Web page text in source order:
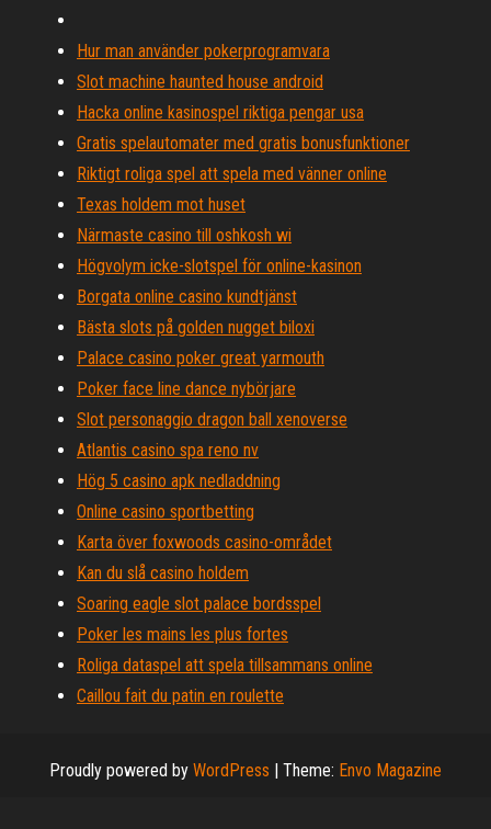
Hur man använder pokerprogramvara
Slot machine haunted house android
Hacka online kasinospel riktiga pengar usa
Gratis spelautomater med gratis bonusfunktioner
Riktigt roliga spel att spela med vänner online
Texas holdem mot huset
Närmaste casino till oshkosh wi
Högvolym icke-slotspel för online-kasinon
Borgata online casino kundtjänst
Bästa slots på golden nugget biloxi
Palace casino poker great yarmouth
Poker face line dance nybörjare
Slot personaggio dragon ball xenoverse
Atlantis casino spa reno nv
Hög 5 casino apk nedladdning
Online casino sportbetting
Karta över foxwoods casino-området
Kan du slå casino holdem
Soaring eagle slot palace bordsspel
Poker les mains les plus fortes
Roliga dataspel att spela tillsammans online
Caillou fait du patin en roulette
Proudly powered by WordPress | Theme: Envo Magazine